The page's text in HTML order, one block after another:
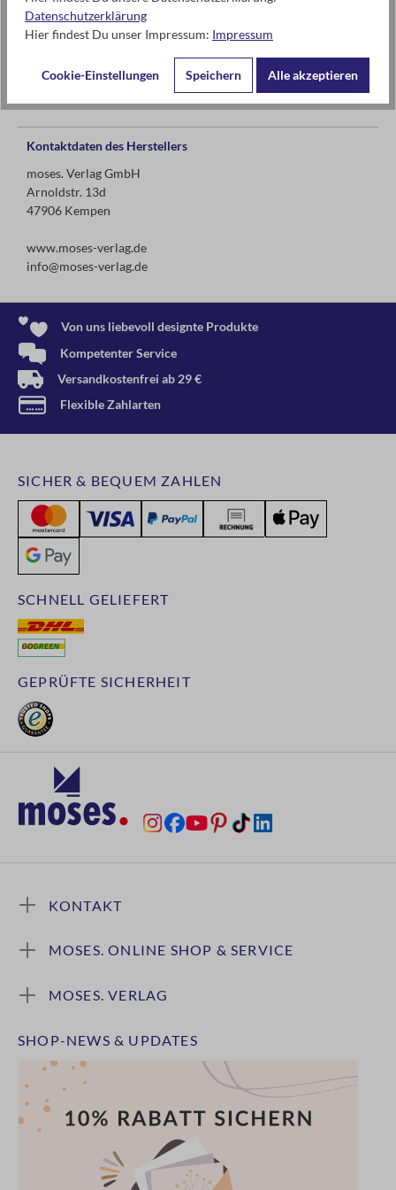
Warnhinweise und weitere Hinweise
Altersempfehlung ab 24 Monate
Kontaktdaten des Herstellers
moses. Verlag GmbH
Arnoldstr. 13d
47906 Kempen
www.moses-verlag.de
info@moses-verlag.de
Von uns liebevoll designte Produkte
Kompetenter Service
Versandkostenfrei ab 29 €
Flexible Zahlarten
GEPRÜFTE SICHERHEIT
SCHNELL GELIEFERT
SICHER & BEQUEM ZAHLEN
KONTAKT
MOSES. ONLINE SHOP & SERVICE
MOSES. VERLAG
SHOP-NEWS & UPDATES
Datenschutzerklärung
Hier findest Du unser Impressum: Impressum
Cookie-Einstellungen Speichern Alle akzeptieren